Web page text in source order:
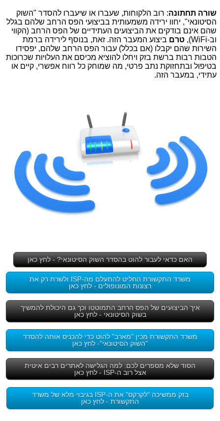
שורה תחתונה: רוב הלקוחות, שעברו או שיעברו להסדר "השוק
הסיטונאי", יחוו ירידה משמעותית בביצועי הפס הרחב שלהם בגלל
שהם אינם בודקים את הביצועים העתידיים של הפס הרחב (הקווי
וב-WiFi),
טרם ביצוע המעבר הזה. זאת, בנוסף לירידה ברמת
השירות שהם יקבלו (אם בכלל) עבור הפס הרחב שלהם, יפסידו
הטבות רבות ברשת בזק ויחלו להוציא מכיסם את העלויות שכרוכות
בטיפול ובתחזוקת נתב פרטי, מה שמוחק כל רווח אפשרי, קיים או
עתידי, במעבר הזה.
האם כדאי לעבור להוט בהסדר השוק הסיטונאי? - לחץ כאן
משרד התקשורת החליט להתעלם מה-ISP ולשרת רק את
רצונות המונופולים - לחץ כאן
איך הביצועים של הפס הרחב התמוטטו וכך גם היכולת להמשיך
בשוק הסיטונאי - לחץ כאן
משרד התקשורת מכין "מארב" להוט כדי להכניס אותה להסדר
"השוק הסיטונאי"- לחץ כאן
הסוד שלא מספרים לכם: למה הגלישה לאתרים רבים איטית
אצל רוב ה-ISP - לחץ כאן
בזק ממשיכה "לקרקס" את ה-ISP בגיבוי מלא של משרד
התקשורת - לחץ כאן